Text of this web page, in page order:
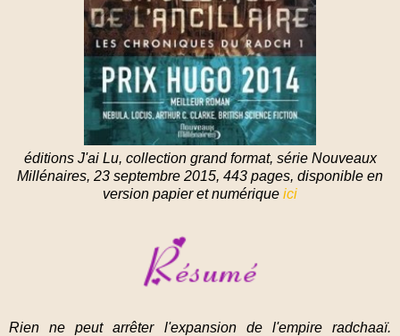
éditions J'ai Lu, collection grand format, série Nouveaux
Millénaires, 23 septembre 2015, 443 pages, disponible en
version papier et numérique ici
Rien ne peut arrêter l'expansion de l'empire radchaaï.